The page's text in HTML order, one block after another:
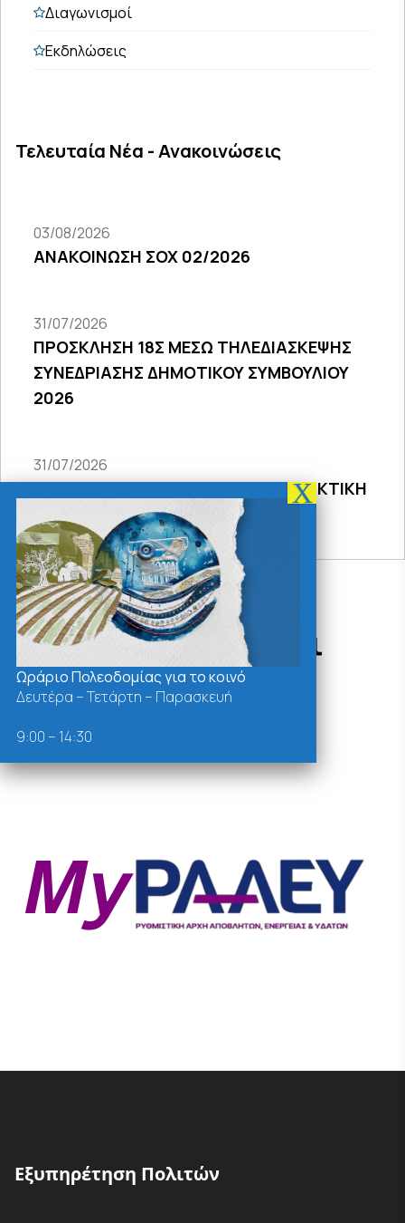
Διαγωνισμοί
Εκδηλώσεις
Τελευταία Νέα - Ανακοινώσεις
03/08/2026
ΑΝΑΚΟΙΝΩΣΗ ΣΟΧ 02/2026
31/07/2026
ΠΡΟΣΚΛΗΣΗ 18Σ ΜΕΣΩ ΤΗΛΕΔΙΑΣΚΕΨΗΣ
ΣΥΝΕΔΡΙΑΣΗΣ ΔΗΜΟΤΙΚΟΥ ΣΥΜΒΟΥΛΙΟΥ
2026
31/07/2026
ΠΡΟΣΚΛΗΣΗ 27ης ΣΥΝΕΔΡΙΑΣΗΣ ΤΑΚΤΙΚΗ
Δράσεις - Χρήσιμοι
Σύνδεσμοι
Εξυπηρέτηση Πολιτών
Ωράριο Πολεοδομίας για το κοινό
Δευτέρα – Τετάρτη – Παρασκευή
9:00 – 14:30